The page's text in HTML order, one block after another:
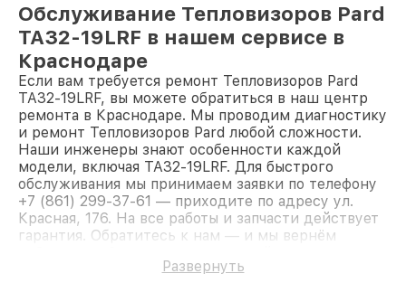
Обслуживание Тепловизоров Pard
TA32-19LRF в нашем сервисе в
Краснодаре
Если вам требуется ремонт Тепловизоров Pard
TA32-19LRF, вы можете обратиться в наш центр
ремонта в Краснодаре. Мы проводим диагностику
и ремонт Тепловизоров Pard любой сложности.
Наши инженеры знают особенности каждой
модели, включая TA32-19LRF. Для быстрого
обслуживания мы принимаем заявки по телефону
+7 (861) 299-37-61 — приходите по адресу ул.
Красная, 176. На все работы и запчасти действует
гарантия. Обратитесь к нам — и мы вернём
Развернуть